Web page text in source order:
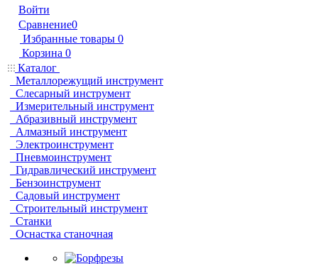
Войти
Сравнение0
Избранные товары 0
Корзина 0
Каталог
Металлорежущий инструмент
Слесарный инструмент
Измерительный инструмент
Абразивный инструмент
Алмазный инструмент
Электроинструмент
Пневмоинструмент
Гидравлический инструмент
Бензоинструмент
Садовый инструмент
Строительный инструмент
Станки
Оснастка станочная